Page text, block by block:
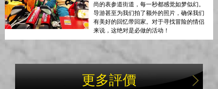
尚的表参道街道，每一秒都感觉如梦似幻。
导游甚至为我们拍了额外的照片，确保我们
有美好的回忆带回家。对于寻找冒险的情侣
来说，这绝对是必做的活动！
更多評價